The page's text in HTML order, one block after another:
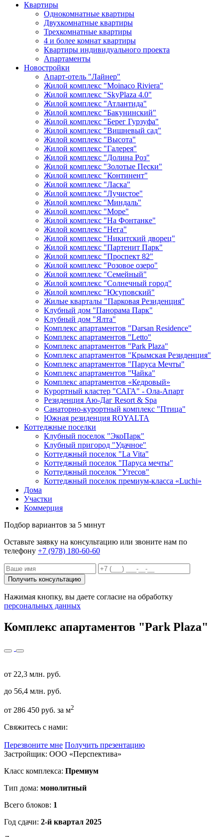
Квартиры
Однокомнатные квартиры
Двухкомнатные квартиры
Трехкомнатные квартиры
4 и более комнат квартиры
Квартиры индивидуального проекта
Апартаменты
Новостройки
Апарт-отель "Лайнер"
Жилой комплекс "Moinaco Riviera"
Жилой комплекс "SkyPlaza 4.0"
Жилой комплекс "Атлантида"
Жилой комплекс "Бакунинский"
Жилой комплекс "Берег Гурзуфа"
Жилой комплекс "Вишневый сад"
Жилой комплекс "Высота"
Жилой комплекс "Галерея"
Жилой комплекс "Долина Роз"
Жилой комплекс "Золотые Пески"
Жилой комплекс "Континент"
Жилой комплекс "Ласка"
Жилой комплекс "Лучистое"
Жилой комплекс "Миндаль"
Жилой комплекс "Море"
Жилой комплекс "На Фонтанке"
Жилой комплекс "Нега"
Жилой комплекс "Никитский дворец"
Жилой комплекс "Партенит Парк"
Жилой комплекс "Проспект 82"
Жилой комплекс "Розовое озеро"
Жилой комплекс "Семейный"
Жилой комплекс "Солнечный город"
Жилой комплекс "Юсуповский"
Жилые кварталы "Парковая Резиденция"
Клубный дом "Панорама Парк"
Клубный дом "Ялта"
Комплекс апартаментов "Darsan Residenсe"
Комплекс апартаментов "Letto"
Комплекс апартаментов "Park Plaza"
Комплекс апартаментов "Крымская Резиденция"
Комплекс апартаментов "Паруса Мечты"
Комплекс апартаментов "Чайка"
Комплекс апартаментов «Кедровый»
Курортный кластер "САГА" - Ола-Апарт
Резиденция Аю-Даг Resort & Spa
Санаторно-курортный комплекс "Птица"
Южная резиденция ROYALTA
Коттеджные поселки
Клубный поселок "ЭкоПарк"
Клубный пригород "Удачное"
Коттеджный поселок "La Vita"
Коттеджный поселок "Паруса мечты"
Коттеджный поселок "Утесов"
Коттеджный поселок премиум-класса «Luchi»
Дома
Участки
Коммерция
Подбор вариантов за 5 минут
Оставьте заявку на консультацию или звоните нам по
телефону +7 (978) 180-60-60
Нажимая кнопку, вы даете согласие на обработку
персональных данных
Комплекс апартаментов "Park Plaza"
от 22,3 млн. руб.
до 56,4 млн. руб.
от 286 450 руб. за м2
Свяжитесь с нами:
Перезвоните мне Получить презентацию
Застройщик: ООО «Перспектива»
Класс комплекса: Премиум
Тип дома: монолитный
Всего блоков: 1
Год сдачи: 2-й квартал 2025